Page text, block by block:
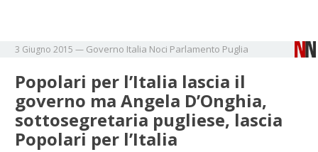
3 Giugno 2015 — Governo Italia Noci Parlamento Puglia
Popolari per l’Italia lascia il
governo ma Angela D’Onghia,
sottosegretaria pugliese, lascia
Popolari per l’Italia